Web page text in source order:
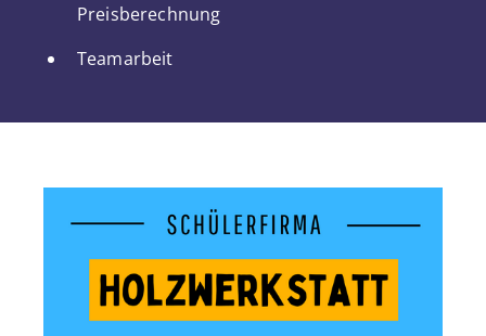
Preisberechnung
Teamarbeit